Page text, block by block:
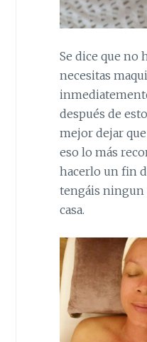
Se dice que no
necesitas
después de
mejor dejar
eso lo más
hacerlo un fin
tengáis ningun
casa.